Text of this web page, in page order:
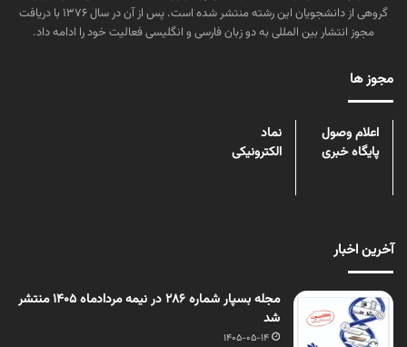
گروهی از دانشجویان این رشته منتشر شده است. پس از آن در سال ۱۳۷۶ با دریافت
مجوز انتشار بین المللی به دو زبان فارسی و انگلیسی فعالیت خود را ادامه داد.
مجوز ها
اعلام وصول
پایگاه خبری
نماد
الکترونیکی
آخرین اخبار
مجله بسپار شماره 286 در نیمه مردادماه 1405 منتشر
شد
1405-05-14